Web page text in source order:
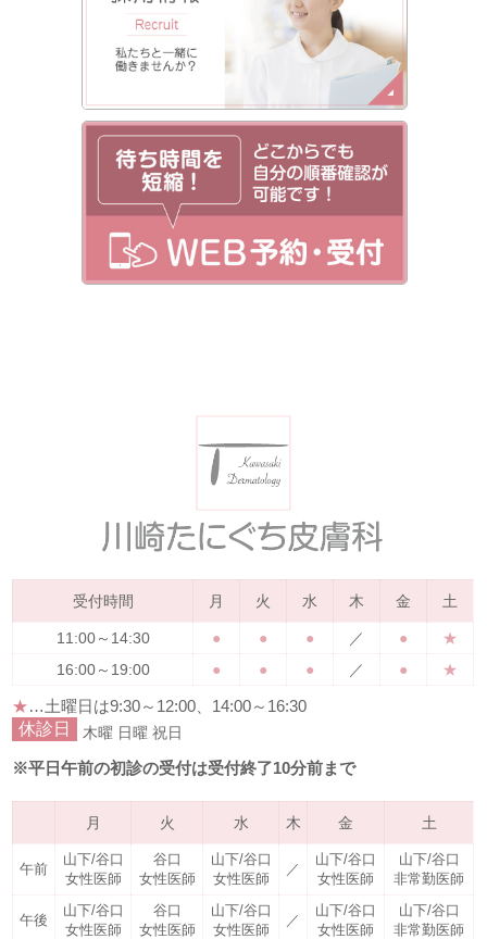
受付時間 月 火 水 木 金 土
11:00～14:30 ● ● ● ／ ●
★
16:00～19:00
● ● ● ／ ● ★
★…土曜日は9:30～12:00、14:00～16:30
休診日
木曜 日曜 祝日
※平日午前の初診の受付は受付終了10分前まで
月 火 水 木 金 土
午前
山下/谷口
女性医師
谷口
女性医師
山下/谷口
女性医師
／
山下/谷口
女性医師
山下/谷口
非常勤医師
午後
山下/谷口
女性医師
谷口
女性医師
山下/谷口
女性医師
／
山下/谷口
女性医師
山下/谷口
非常勤医師